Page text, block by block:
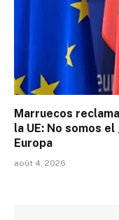
Marruecos
la UE: No somos
Europa
août 4, 2026